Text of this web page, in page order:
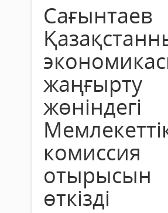
Сағынтаев
жаңғырту
жөніндегі
комиссия
отырысын
өткізді